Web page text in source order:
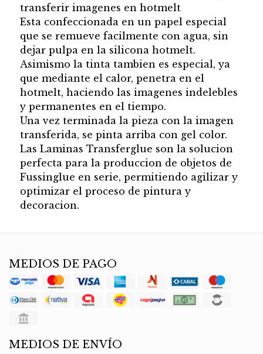
transferir imagenes en hotmelt
Esta confeccionada en un papel especial
que se remueve facilmente con agua, sin
dejar pulpa en la silicona hotmelt.
Asimismo la tinta tambien es especial, ya
que mediante el calor, penetra en el
hotmelt, haciendo las imagenes indelebles
y permanentes en el tiempo.
Una vez terminada la pieza con la imagen
transferida, se pinta arriba con gel color.
Las Laminas Transferglue son la solucion
perfecta para la produccion de objetos de
Fussinglue en serie, permitiendo agilizar y
optimizar el proceso de pintura y
decoracion.
MEDIOS DE PAGO
MEDIOS DE ENVÍO